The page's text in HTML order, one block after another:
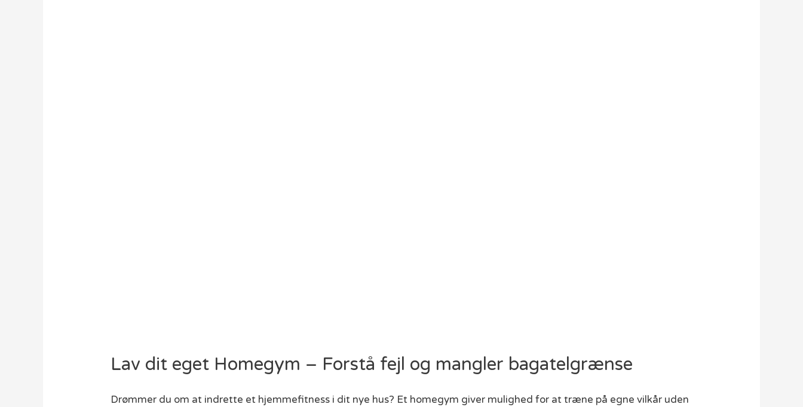
Lav dit eget Homegym – Forstå fejl og mangler bagatelgrænse
Drømmer du om at indrette et hjemmefitness i dit nye hus? Et homegym giver mulighed for at træne på egne vilkår uden